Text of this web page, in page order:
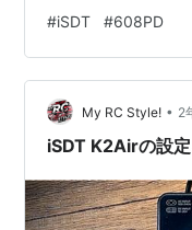
事実。 でもそれに
伴ったりと、レース
レートしていってし
います。 それを抑え
ントロール充電器制
#iSDT #608PD
My RC Style! • 2
iSDT K2Airの設